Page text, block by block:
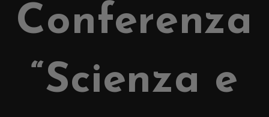
Conferenza
“Scienza e